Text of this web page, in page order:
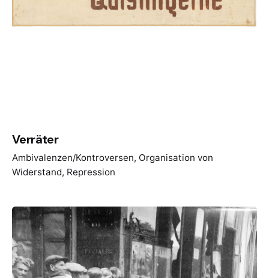
Verräter
Ambivalenzen/Kontroversen Organisation von
Widerstand Repression